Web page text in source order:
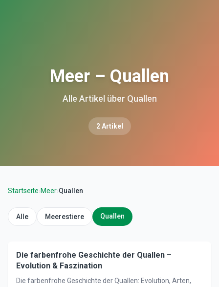
Meer – Quallen
Alle Artikel über Quallen
2 Artikel
Startseite›Meer›Quallen
Alle Meerestiere Quallen
🌊 Meer
Die farbenfrohe Geschichte der Quallen –
Evolution & Faszination
Die farbenfrohe Geschichte der Quallen: Evolution, Arten,